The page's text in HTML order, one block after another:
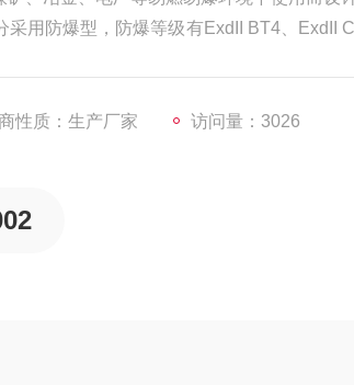
用防爆型，防爆等级有ExdII BT4、ExdII
性质：生产厂家 访问量：3026